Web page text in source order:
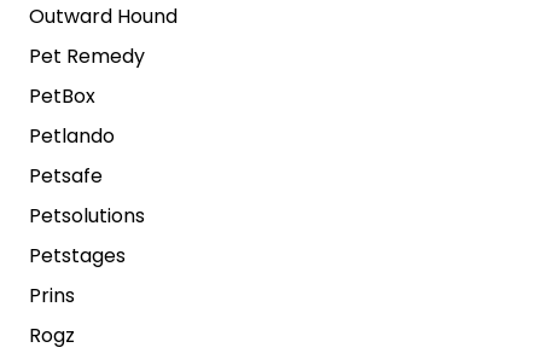
Outward Hound
Pet Remedy
PetBox
Petlando
Petsafe
Petsolutions
Petstages
Prins
Rogz